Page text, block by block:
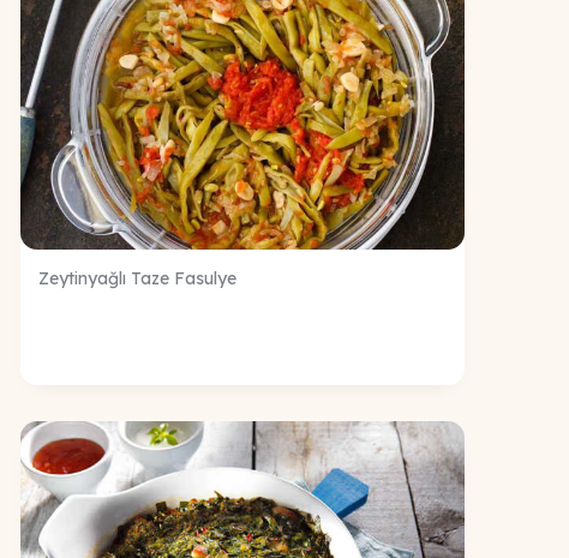
Zeytinyağlı Taze Fasulye